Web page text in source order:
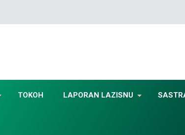
TOKOH LAPORAN LAZISNU